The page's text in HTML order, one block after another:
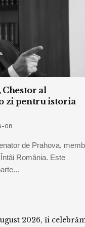
Chestor al
zi pentru istoria
08
de Prahova,
România. Este
2026, îi